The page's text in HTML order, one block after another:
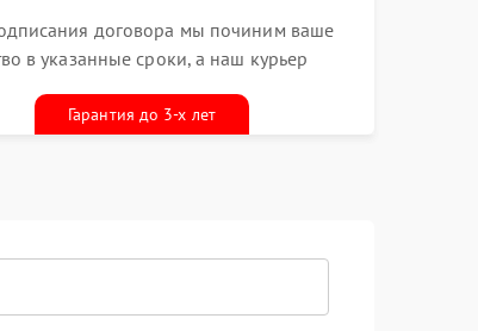
договора мы починим ваше
в указанные сроки, а наш курьер
бесплатноГарантия до 3-х лет